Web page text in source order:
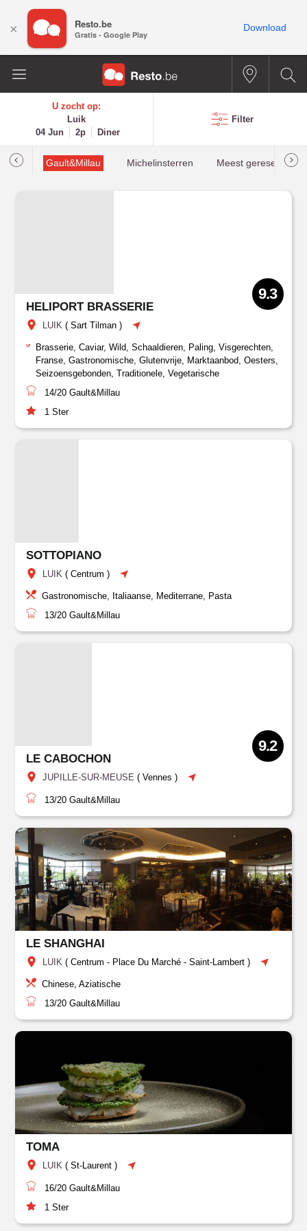
U zocht op:
Luik
04 Jun
2p Diner
Filter
Gault&Millau Michelinsterren Meest gereserveerd
HELIPORT BRASSERIE
LUIK (Sart Tilman )
9.3
Brasserie, Caviar, Wild, Schaaldieren, Paling, Visgerechten,
Franse, Gastronomische, Glutenvrije, Marktaanbod, Oesters,
Seizoensgebonden, Traditionele, Vegetarische
14/20 Gault&Millau
1 Ster
SOTTOPIANO
LUIK (Centrum )
Gastronomische, Italiaanse, Mediterrane, Pasta
13/20 Gault&Millau
LE CABOCHON
JUPILLE-SUR-MEUSE (Vennes )
9.2
13/20 Gault&Millau
LE SHANGHAI
LUIK (Centrum - Place Du Marché - Saint-Lambert )
Chinese, Aziatische
13/20 Gault&Millau
TOMA
LUIK (St-Laurent )
16/20 Gault&Millau
1 Ster
× Resto.be
Gratis - Google Play
Download